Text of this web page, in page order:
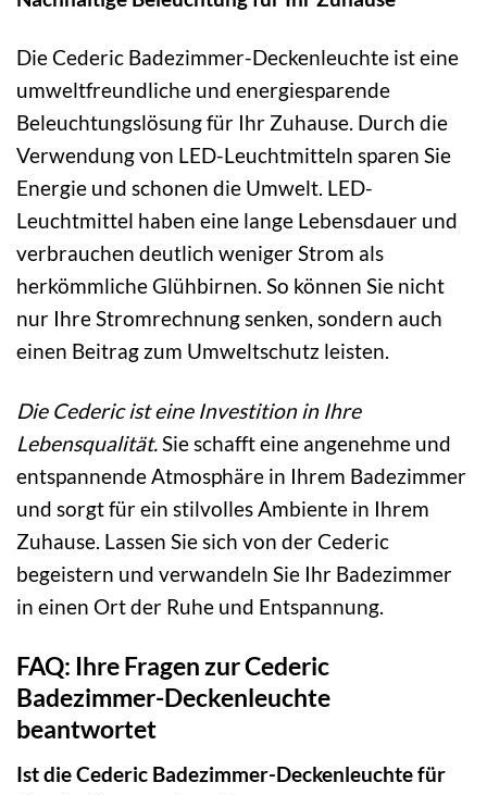
Die Cederic Badezimmer-Deckenleuchte ist eine
umweltfreundliche und energiesparende
Beleuchtungslösung für Ihr Zuhause. Durch die
Verwendung von LED-Leuchtmitteln sparen Sie
Energie und schonen die Umwelt. LED-
Leuchtmittel haben eine lange Lebensdauer und
verbrauchen deutlich weniger Strom als
herkömmliche Glühbirnen. So können Sie nicht
nur Ihre Stromrechnung senken, sondern auch
einen Beitrag zum Umweltschutz leisten.
Die Cederic ist eine Investition in Ihre
Lebensqualität.Sie schafft eine angenehme und
entspannende Atmosphäre in Ihrem Badezimmer
und sorgt für ein stilvolles Ambiente in Ihrem
Zuhause. Lassen Sie sich von der Cederic
begeistern und verwandeln Sie Ihr Badezimmer
in einen Ort der Ruhe und Entspannung.
FAQ: Ihre Fragen zur Cederic
Badezimmer-Deckenleuchte
beantwortet
Ist die Cederic Badezimmer-Deckenleuchte für